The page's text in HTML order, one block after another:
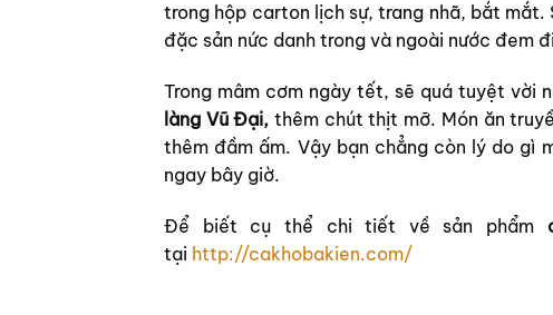
trong hộp carton lịch sự, trang nhã, bắt
đặc sản nức danh trong và ngoài nước đem
Trong mâm cơm ngày tết, sẽ quá tuyệt vời
làng Vũ Đại, thêm chút thịt mỡ. Món ăn
thêm đầm ấm. Vậy bạn chẳng còn lý do gì
ngay bây giờ.
Để biết cụ thể chi tiết về sản phẩm
tại http://cakhobakien.com/